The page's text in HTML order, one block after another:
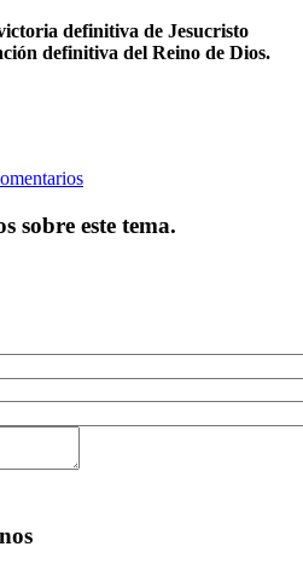
definitiva de Jesucristo
definitiva del Reino de Dios.
sobre este tema.